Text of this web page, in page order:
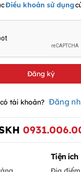
Điều khoản sử dụng
tài khoản? Đăng
Tiện ích
Địa